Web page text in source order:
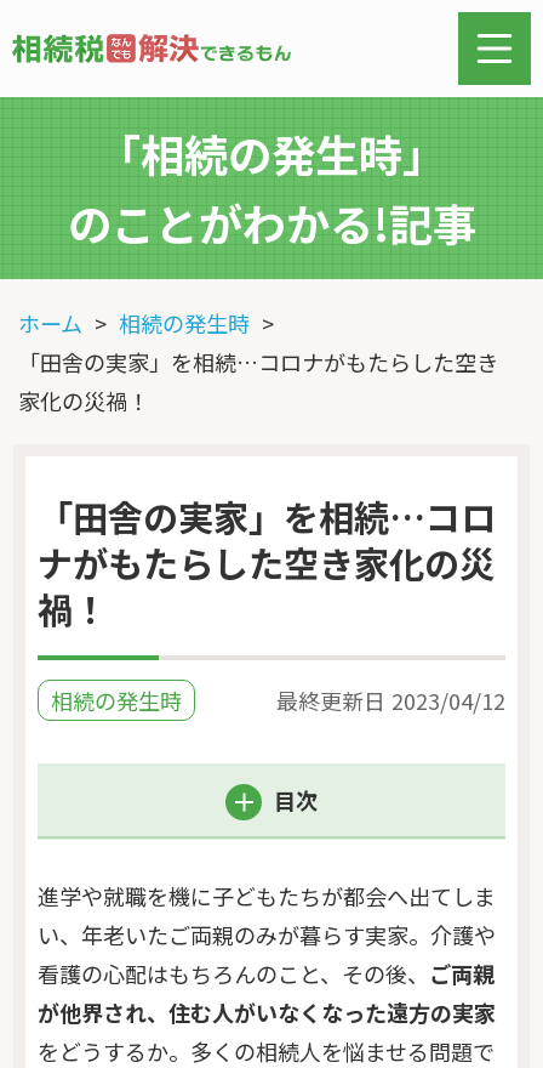
「相続の発生時」
のことがわかる!記事
ホーム
相続の発生時
「田舎の実家」を相続…コロナがもたらした空き
家化の災禍！
「田舎の実家」を相続…コロ
ナがもたらした空き家化の災
禍！
相続の発生時 最終更新日 2023/04/12
目次
進学や就職を機に子どもたちが都会へ出てしま
い、年老いたご両親のみが暮らす実家。介護や
看護の心配はもちろんのこと、その後、 ご両親
が他界され、住む人がいなくなった遠方の実家
をどうするか。多くの相続人を悩ませる問題で